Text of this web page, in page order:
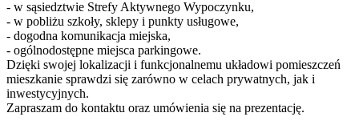
- w sąsiedztwie Strefy Aktywnego Wypoczynku,
- w pobliżu szkoły, sklepy i punkty usługowe,
- dogodna komunikacja miejska,
- ogólnodostępne miejsca parkingowe.
Dzięki swojej lokalizacji i funkcjonalnemu układowi pomieszczeń
mieszkanie sprawdzi się zarówno w celach prywatnych, jak i
inwestycyjnych.
Zapraszam do kontaktu oraz umówienia się na prezentację.